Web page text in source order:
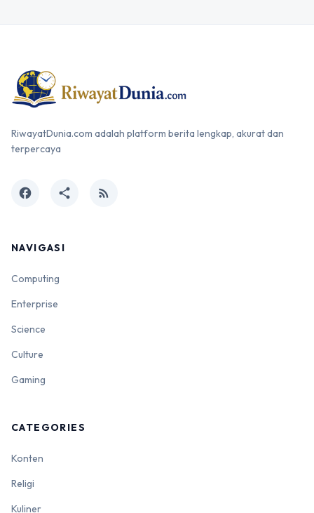
RiwayatDunia.com adalah platform berita lengkap, akurat dan
terpercaya
facebook share rss_feed
NAVIGASI
Computing
Enterprise
Science
Culture
Gaming
CATEGORIES
Konten
Religi
Kuliner